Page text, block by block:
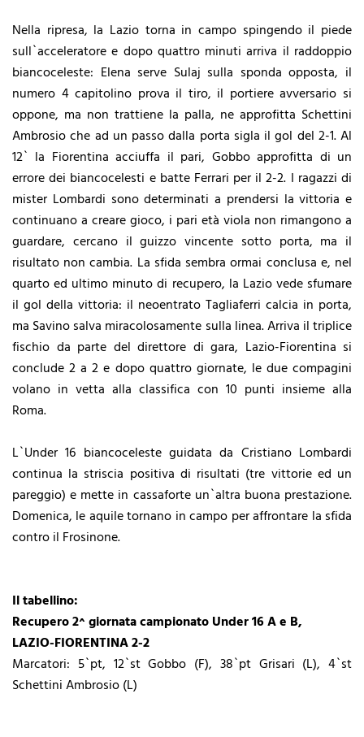
Nella ripresa, la Lazio torna in campo spingendo il piede
sull`acceleratore e dopo quattro minuti arriva il raddoppio
biancoceleste: Elena serve Sulaj sulla sponda opposta, il
numero 4 capitolino prova il tiro, il portiere avversario si
oppone, ma non trattiene la palla, ne approfitta Schettini
Ambrosio che ad un passo dalla porta sigla il gol del 2-1. Al
12` la Fiorentina acciuffa il pari, Gobbo approfitta di un
errore dei biancocelesti e batte Ferrari per il 2-2. I ragazzi di
mister Lombardi sono determinati a prendersi la vittoria e
continuano a creare gioco, i pari età viola non rimangono a
guardare, cercano il guizzo vincente sotto porta, ma il
risultato non cambia. La sfida sembra ormai conclusa e, nel
quarto ed ultimo minuto di recupero, la Lazio vede sfumare
il gol della vittoria: il neoentrato Tagliaferri calcia in porta,
ma Savino salva miracolosamente sulla linea. Arriva il triplice
fischio da parte del direttore di gara, Lazio-Fiorentina si
conclude 2 a 2 e dopo quattro giornate, le due compagini
volano in vetta alla classifica con 10 punti insieme alla
Roma.
L`Under 16 biancoceleste guidata da Cristiano Lombardi
continua la striscia positiva di risultati (tre vittorie ed un
pareggio) e mette in cassaforte un`altra buona prestazione.
Domenica, le aquile tornano in campo per affrontare la sfida
contro il Frosinone.
Il tabellino:
Recupero 2^ giornata campionato Under 16 A e B,
LAZIO-FIORENTINA 2-2
Marcatori: 5`pt, 12`st Gobbo (F), 38`pt Grisari (L), 4`st
Schettini Ambrosio (L)